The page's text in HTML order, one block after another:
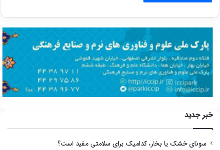
خبر جدید
سونای خشک یا بخار، کدامیک برای سلامتی مفید است؟